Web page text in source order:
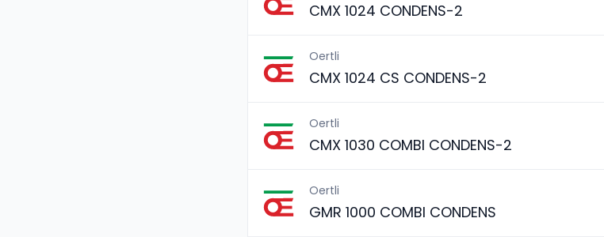
CMX 1024 CONDENS-2
Oertli
CMX 1024 CS CONDENS-2
Oertli
CMX 1030 COMBI CONDENS-2
Oertli
GMR 1000 COMBI CONDENS